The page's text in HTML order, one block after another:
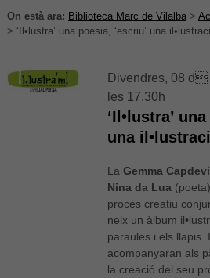
On està ara: Biblioteca Marc de Vilalba>
> ‘Il•lustra’ una poesia, ‘escriu’ una
Divendres, 08 d
les 17.30h
‘Il•lustra’
una
LaGemma
Nina da Lua
procés creatiu
neix un àlbum
paraules i els llapis.
acompanyaran als
la creació del seu